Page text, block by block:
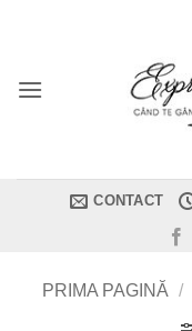
CONTACT
PRIMA PAGINĂ /